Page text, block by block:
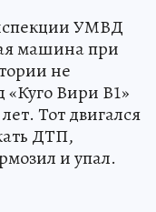
УМВД
машина при
не
«Куго Вири В1»
Тот двигался
ДТП,
и упал.